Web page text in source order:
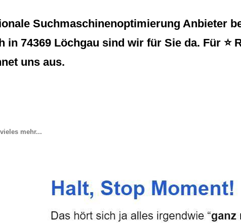
Suchmaschinenoptimierung Anbieter
74369 Löchgau sind wir für Sie da. Für ⭐
uns aus.
mehr...